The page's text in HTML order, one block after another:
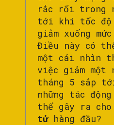
rắc rối trong
tới khi tốc độ
giảm xuống
Điều này có
một cái nhìn
việc giảm một
tháng 5 sắp
những tác
thể gây ra cho
tửhàng đầu?